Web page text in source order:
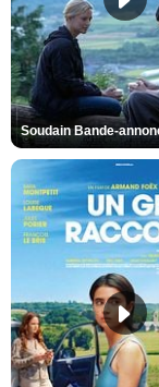
Soudain Bande-